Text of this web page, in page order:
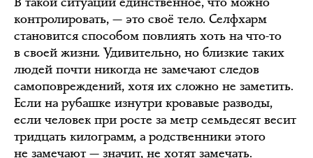
контролировать, — это своё тело. Селфхарм
становится способом повлиять хоть на что-то
в своей жизни. Удивительно, но близкие таких
людей почти никогда не замечают следов
самоповреждений, хотя их сложно не заметить.
Если на рубашке изнутри кровавые разводы,
если человек при росте за метр семьдесят весит
тридцать килограмм, а родственники этого
не замечают — значит, не хотят замечать.